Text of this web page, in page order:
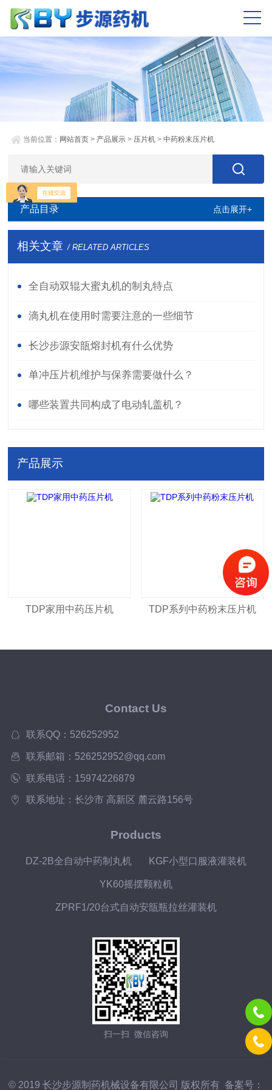
当前位置： 网站首页 > 产品展示 > 压片机 >中药粉末压片机
产品目录 点击展开+
相关文章 / RELATED ARTICLES
全自动双辊大蜜丸机的制丸特点
滴丸机在使用时需要注意的一些细节
长沙步源安瓿熔封机有什么优势
单冲压片机维护与保养需要做什么？
哪些装置共同构成了电动轧盖机？
产品展示
TDP家用中药压片机 TDP系列中药粉末压片机
Contact Us
联系QQ：526252952
联系邮箱：526252952@qq.com
联系电话：15974226879
联系地址：长沙市 高新区 麓云路156号
Products
DZ-2B全自动中药制丸机 KGF小型口服液灌装机
YK60摇摆颗粒机
ZPRF1/20台式自动安瓿瓶拉丝灌装机
扫一扫 微信咨询
© 2019 长沙步源制药机械设备有限公司 版权所有 备案号：